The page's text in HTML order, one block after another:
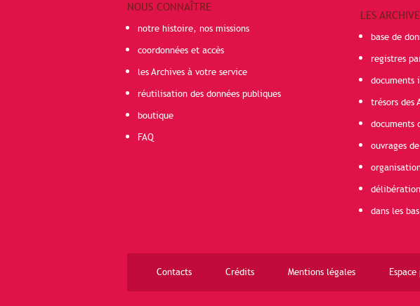
NOUS CONNAÎTRE
notre histoire, nos missions
coordonnées et accès
les Archives à votre service
réutilisation des données publiques
boutique
FAQ
LES
base de
registres
documents
trésors des
documents
ouvrages
dans les
Contacts Crédits Mentions légales Espace